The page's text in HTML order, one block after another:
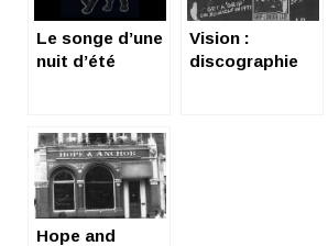
Le songe d’une
nuit d’été
Vision :
discographie
Hope and